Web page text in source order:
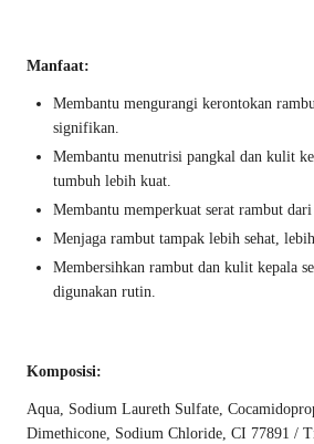
Manfaat:
Membantu mengurangi kerontokan
signifikan.
Membantu menutrisi pangkal dan kulit
tumbuh lebih kuat.
Membantu memperkuat serat rambut
Menjaga rambut tampak lebih sehat,
Membersihkan rambut dan kulit kepala
digunakan rutin.
Komposisi:
Aqua, Sodium Laureth Sulfate,
Dimethicone, Sodium Chloride, CI 77891 /